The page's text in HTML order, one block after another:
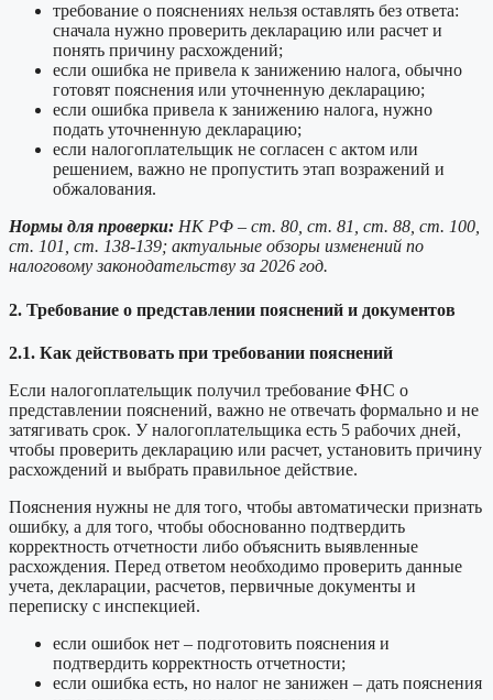
требование о пояснениях нельзя оставлять без ответа:
сначала нужно проверить декларацию или расчет и
понять причину расхождений;
если ошибка не привела к занижению налога, обычно
готовят пояснения или уточненную декларацию;
если ошибка привела к занижению налога, нужно
подать уточненную декларацию;
если налогоплательщик не согласен с актом или
решением, важно не пропустить этап возражений и
обжалования.
Нормы для проверки: НК РФ – ст. 80, ст. 81, ст. 88, ст. 100,
ст. 101, ст. 138-139; актуальные обзоры изменений по
налоговому законодательству за 2026 год.
2. Требование о представлении пояснений и документов
2.1. Как действовать при требовании пояснений
Если налогоплательщик получил требование ФНС о
представлении пояснений, важно не отвечать формально и не
затягивать срок. У налогоплательщика есть 5 рабочих дней,
чтобы проверить декларацию или расчет, установить причину
расхождений и выбрать правильное действие.
Пояснения нужны не для того, чтобы автоматически признать
ошибку, а для того, чтобы обоснованно подтвердить
корректность отчетности либо объяснить выявленные
расхождения. Перед ответом необходимо проверить данные
учета, декларации, расчетов, первичные документы и
переписку с инспекцией.
если ошибок нет – подготовить пояснения и
подтвердить корректность отчетности;
если ошибка есть, но налог не занижен – дать пояснения